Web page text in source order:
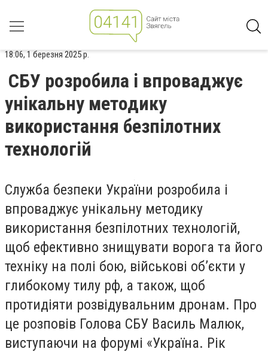
18:06, 1 березня 2025 р.
СБУ розробила і впроваджує
унікальну методику
використання безпілотних
технологій
Служба безпеки України розробила і
впроваджує унікальну методику
використання безпілотних технологій,
щоб ефективно знищувати ворога та його
техніку на полі бою, військові обʼєкти у
глибокому тилу рф, а також, щоб
протидіяти розвідувальним дронам. Про
це розповів Голова СБУ Василь Малюк,
виступаючи на форумі «Україна. Рік